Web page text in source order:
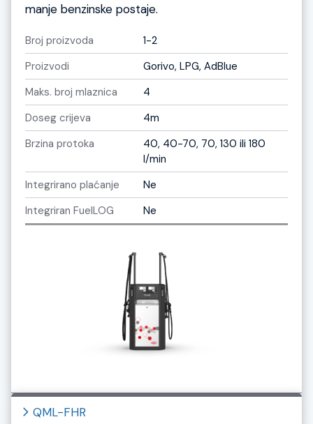
manje benzinske postaje.
Broj proizvoda
1-2
Proizvodi
Gorivo, LPG, AdBlue
Maks. broj mlaznica
4
Doseg crijeva
4m
Brzina protoka
40, 40-70, 70, 130 ili 180
l/min
Integrirano plaćanje
Ne
Integriran FuelLOG
Ne
QML-FHR